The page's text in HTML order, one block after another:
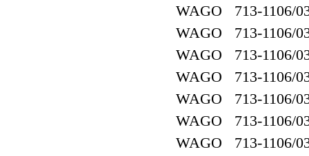
WAGO 713-1106/
WAGO 713-1106/
WAGO 713-1106/
WAGO 713-1106/
WAGO 713-1106/
WAGO 713-1106/
WAGO 713-1106/